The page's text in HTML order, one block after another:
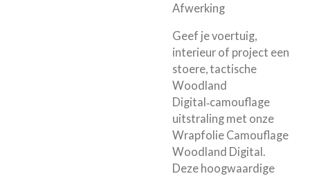
Afwerking
Geef je voertuig,
interieur of project een
stoere, tactische
Woodland
Digital‑camouflage
uitstraling met onze
Wrapfolie Camouflage
Woodland Digital.
Deze hoogwaardige